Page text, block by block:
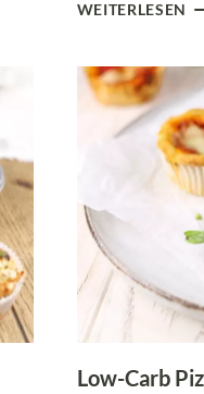
WEITERLESEN
&
Low-Carb